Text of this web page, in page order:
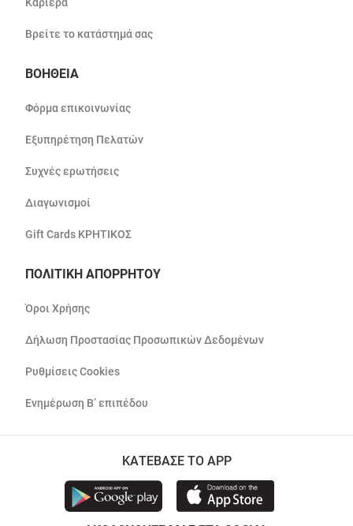
Βρείτε το κατάστημά σας
ΒΟΗΘΕΙΑ
Φόρμα επικοινωνίας
Εξυπηρέτηση Πελατών
Συχνές ερωτήσεις
Διαγωνισμοί
Gift Cards ΚΡΗΤΙΚΟΣ
ΠΟΛΙΤΙΚΗ ΑΠΟΡΡΗΤΟΥ
Όροι Χρήσης
Δήλωση Προστασίας Προσωπικών Δεδομένων
Ρυθμίσεις Cookies
Ενημέρωση Β’ επιπέδου
ΚΑΤΕΒΑΣΕ ΤΟ APP